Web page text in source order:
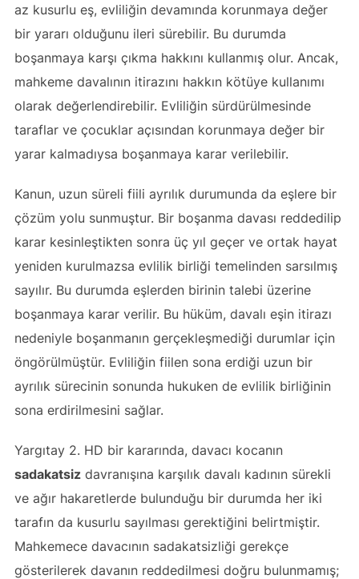
az kusurlu eş, evliliğin devamında korunmaya değer
bir yararı olduğunu ileri sürebilir. Bu durumda
boşanmaya karşı çıkma hakkını kullanmış olur. Ancak,
mahkeme davalının itirazını hakkın kötüye kullanımı
olarak değerlendirebilir. Evliliğin sürdürülmesinde
taraflar ve çocuklar açısından korunmaya değer bir
yarar kalmadıysa boşanmaya karar verilebilir.
Kanun, uzun süreli fiili ayrılık durumunda da eşlere bir
çözüm yolu sunmuştur. Bir boşanma davası reddedilip
karar kesinleştikten sonra üç yıl geçer ve ortak hayat
yeniden kurulmazsa evlilik birliği temelinden sarsılmış
sayılır. Bu durumda eşlerden birinin talebi üzerine
boşanmaya karar verilir. Bu hüküm, davalı eşin itirazı
nedeniyle boşanmanın gerçekleşmediği durumlar için
öngörülmüştür. Evliliğin fiilen sona erdiği uzun bir
ayrılık sürecinin sonunda hukuken de evlilik birliğinin
sona erdirilmesini sağlar.
Yargıtay 2. HD bir kararında, davacı kocanın
sadakatsizdavranışına karşılık davalı kadının sürekli
ve ağır hakaretlerde bulunduğu bir durumda her iki
tarafın da kusurlu sayılması gerektiğini belirtmiştir.
Mahkemece davacının sadakatsizliği gerekçe
gösterilerek davanın reddedilmesi doğru bulunmamış;